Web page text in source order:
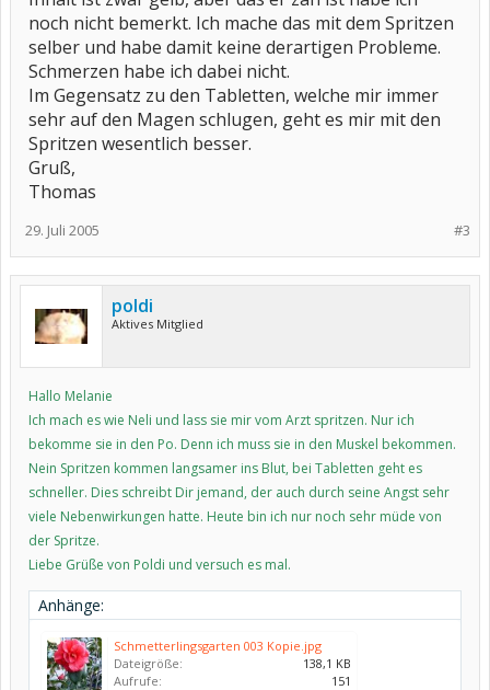
noch nicht bemerkt. Ich mache das mit dem Spritzen
selber und habe damit keine derartigen Probleme.
Schmerzen habe ich dabei nicht.
Im Gegensatz zu den Tabletten, welche mir immer
sehr auf den Magen schlugen, geht es mir mit den
Spritzen wesentlich besser.
Gruß,
Thomas
#3
29. Juli 2005
poldi
Aktives Mitglied
Hallo Melanie
Ich mach es wie Neli und lass sie mir vom Arzt spritzen. Nur ich
bekomme sie in den Po. Denn ich muss sie in den Muskel bekommen.
Nein Spritzen kommen langsamer ins Blut, bei Tabletten geht es
schneller. Dies schreibt Dir jemand, der auch durch seine Angst sehr
viele Nebenwirkungen hatte. Heute bin ich nur noch sehr müde von
der Spritze.
Liebe Grüße von Poldi und versuch es mal.
Anhänge:
Schmetterlingsgarten 003 Kopie.jpg
Dateigröße:
138,1 KB
Aufrufe:
151